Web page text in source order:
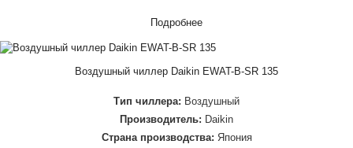
Подробнее
Воздушный чиллер Daikin EWAT-B-SR 135
Тип чиллера: Воздушный
Производитель: Daikin
Страна производства: Япония